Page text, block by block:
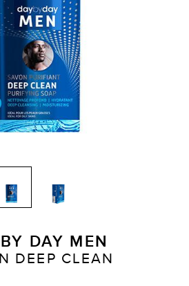
DAY MEN
DEEP CLEAN